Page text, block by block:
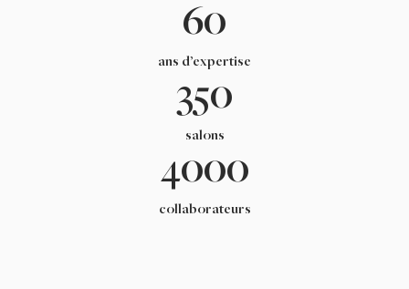
60
ans d’expertise
350
salons
4000
collaborateurs